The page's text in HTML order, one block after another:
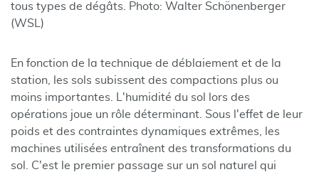
tous types de dégâts. Photo: Walter Schönenberger
(WSL)
En fonction de la technique de déblaiement et de la
station, les sols subissent des compactions plus ou
moins importantes. L'humidité du sol lors des
opérations joue un rôle déterminant. Sous l'effet de leur
poids et des contraintes dynamiques extrêmes, les
machines utilisées entraînent des transformations du
sol. C'est le premier passage sur un sol naturel qui